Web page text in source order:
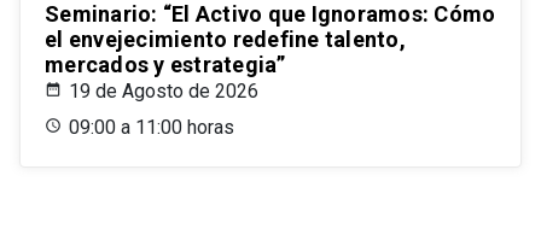
Seminario: “El Activo que Ignoramos: Cómo
el envejecimiento redefine talento,
mercados y estrategia”
19 de Agosto de 2026
09:00 a 11:00 horas